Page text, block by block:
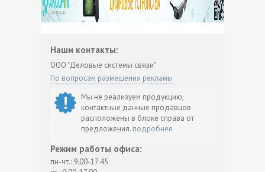
Наши контакты:
ООО "Деловые системы связи"
По вопросам размещения рекламы
Мы не реализуем продукцию,
контактные данные продавцов
расположены в блоке справа от
предложения. подробнее
Режим работы офиса:
пн-чт.: 9.00-17.45